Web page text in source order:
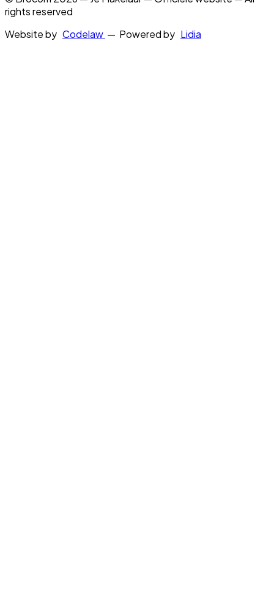
rights reserved
Website by Codelaw — Powered by Lidia